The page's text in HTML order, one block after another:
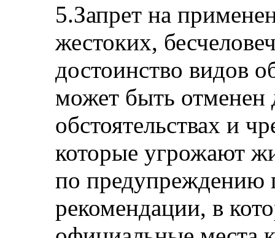
5.Запрет на
жестоких,
достоинство видов
может быть отменен
обстоятельствах и
которые угрожают
по предупреждению
рекомендации, в